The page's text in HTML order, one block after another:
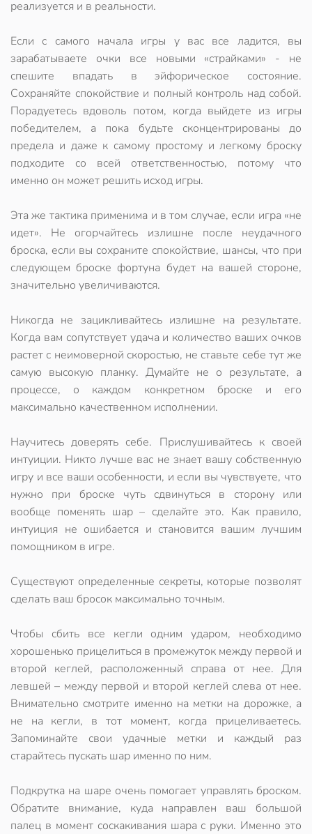
реализуется и в реальности.
Если с самого начала игры у вас все ладится, вы
зарабатываете очки все новыми «страйками» - не
спешите впадать в эйфорическое состояние.
Сохраняйте спокойствие и полный контроль над собой.
Порадуетесь вдоволь потом, когда выйдете из игры
победителем, а пока будьте сконцентрированы до
предела и даже к самому простому и легкому броску
подходите со всей ответственностью, потому что
именно он может решить исход игры.
Эта же тактика применима и в том случае, если игра «не
идет». Не огорчайтесь излишне после неудачного
броска, если вы сохраните спокойствие, шансы, что при
следующем броске фортуна будет на вашей стороне,
значительно увеличиваются.
Никогда не зацикливайтесь излишне на результате.
Когда вам сопутствует удача и количество ваших очков
растет с неимоверной скоростью, не ставьте себе тут же
самую высокую планку. Думайте не о результате, а
процессе, о каждом конкретном броске и его
максимально качественном исполнении.
Научитесь доверять себе. Прислушивайтесь к своей
интуиции. Никто лучше вас не знает вашу собственную
игру и все ваши особенности, и если вы чувствуете, что
нужно при броске чуть сдвинуться в сторону или
вообще поменять шар – сделайте это. Как правило,
интуиция не ошибается и становится вашим лучшим
помощником в игре.
Существуют определенные секреты, которые позволят
сделать ваш бросок максимально точным.
Чтобы сбить все кегли одним ударом, необходимо
хорошенько прицелиться в промежуток между первой и
второй кеглей, расположенный справа от нее. Для
левшей – между первой и второй кеглей слева от нее.
Внимательно смотрите именно на метки на дорожке, а
не на кегли, в тот момент, когда прицеливаетесь.
Запоминайте свои удачные метки и каждый раз
старайтесь пускать шар именно по ним.
Подкрутка на шаре очень помогает управлять броском.
Обратите внимание, куда направлен ваш большой
палец в момент соскакивания шара с руки. Именно это